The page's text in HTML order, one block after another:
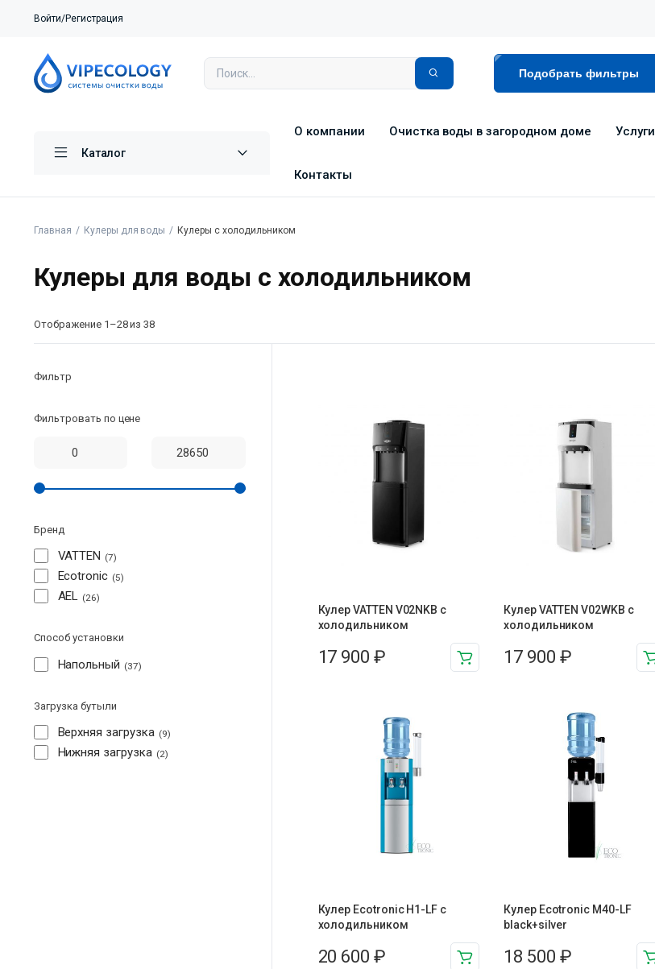
Войти/Регистрация
Подобрать фильтры
Каталог
О компании Очистка воды в загородном доме Услуги
Контакты
Главная Кулеры для воды Кулеры с холодильником
Кулеры для воды с холодильником
Отображение 1–28 из 38
Кулер VATTEN V02NKB с
холодильником
17 900₽
Кулер VATTEN V02WKB с
холодильником
17 900 ₽
Кулер Ecotronic H1-LF с
холодильником
20 600₽
Кулер Ecotronic M40-LF
black+silver
18 500 ₽
Фильтр
Фильтровать по цене
Бренд
VATTEN 7
Ecotronic 5
AEL 26
Способ установки
Напольный 37
Загрузка бутыли
Верхняя загрузка 9
Нижняя загрузка 2